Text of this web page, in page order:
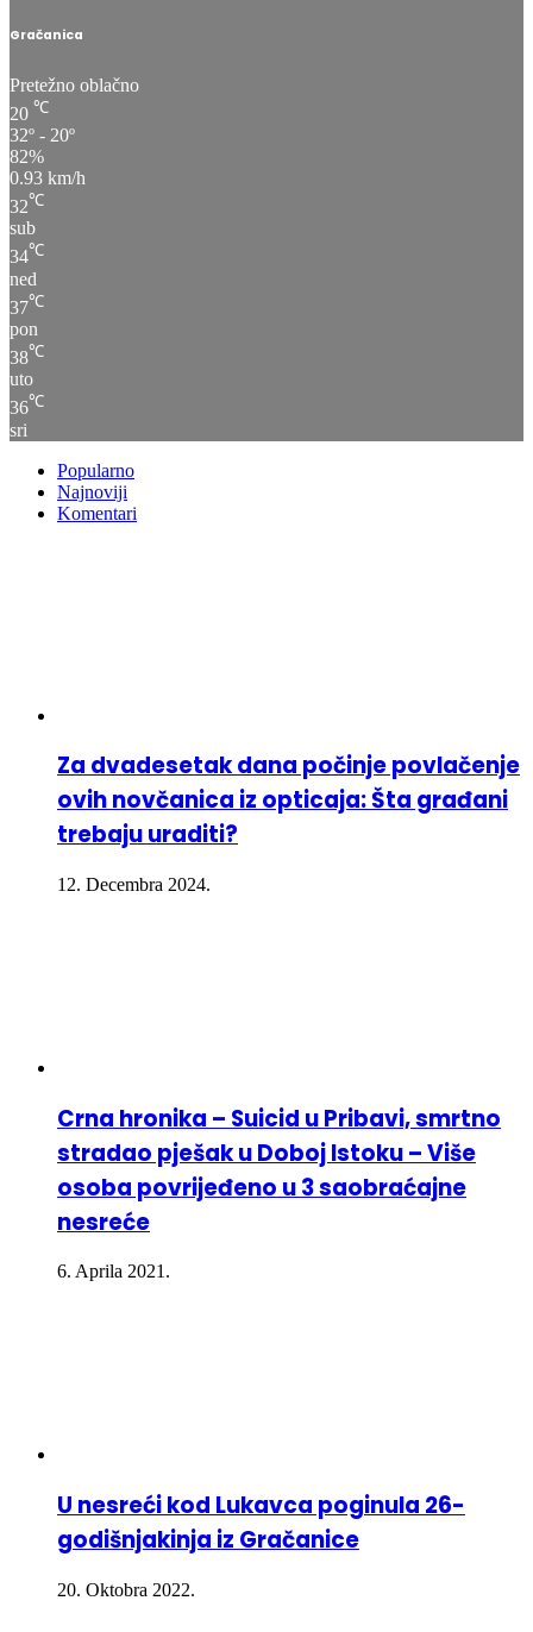
Gračanica
Pretežno oblačno
20 ℃
32º - 20º
82%
0.93 km/h
32℃
sub
34℃
ned
37℃
pon
38℃
uto
36℃
sri
Popularno
Najnoviji
Komentari
Za dvadesetak dana počinje povlačenje
ovih novčanica iz opticaja: Šta građani
trebaju uraditi?
12. Decembra 2024.
Crna hronika – Suicid u Pribavi, smrtno
stradao pješak u Doboj Istoku – Više
osoba povrijeđeno u 3 saobraćajne
nesreće
6. Aprila 2021.
U nesreći kod Lukavca poginula 26-
godišnjakinja iz Gračanice
20. Oktobra 2022.